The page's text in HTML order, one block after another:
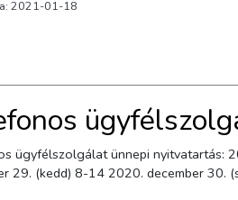
2021-01-18
ügyfélszolgálat ünnepi nyitvatartás:
29. (kedd) 8-14 2020. december